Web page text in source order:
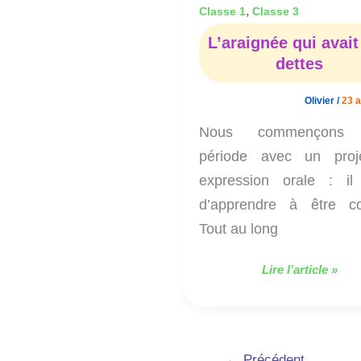
Classe 1, Classe 3
L’araignée qui
dettes
Olivier /23
Nous commençons
période avec un
expression orale : il
d’apprendre à être
Tout au long
Lire l’article »